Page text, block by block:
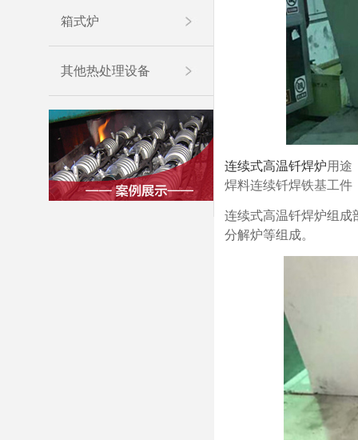
箱式炉
其他热处理设备
连续式高温钎焊炉用途
焊料连续钎焊铁基工件
连续式高温钎焊炉组成
分解炉等组成。